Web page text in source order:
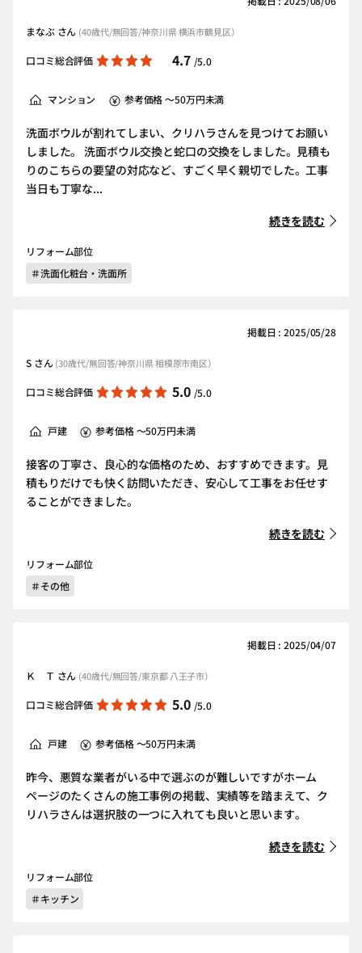
まなぶ さん (40歳代/無回答/神奈川県 横浜市鶴見区）
口コミ総合評価 4.7 /5.0
マンション 参考価格 ～50万円未満
洗面ボウルが割れてしまい、クリハラさんを見つけてお願い
しました。 洗面ボウル交換と蛇口の交換をしました。見積も
りのこちらの要望の対応など、すごく早く親切でした。工事
当日も丁寧な...
続きを読む
リフォーム部位
＃洗面化粧台・洗面所
掲載日 : 2025/05/28
S さん(30歳代/無回答/神奈川県 相模原市南区）
口コミ総合評価 5.0 /5.0
戸建 参考価格 ～50万円未満
接客の丁寧さ、良心的な価格のため、おすすめできます。見
積もりだけでも快く訪問いただき、安心して工事をお任せす
ることができました。
続きを読む
リフォーム部位
＃その他
掲載日 : 2025/04/07
Ｋ Ｔ さん (40歳代/無回答/東京都 八王子市）
口コミ総合評価 5.0 /5.0
戸建 参考価格 ～50万円未満
昨今、悪質な業者がいる中で選ぶのが難しいですがホーム
ページのたくさんの施工事例の掲載、実績等を踏まえて、ク
リハラさんは選択肢の一つに入れても良いと思います。
続きを読む
リフォーム部位
＃キッチン